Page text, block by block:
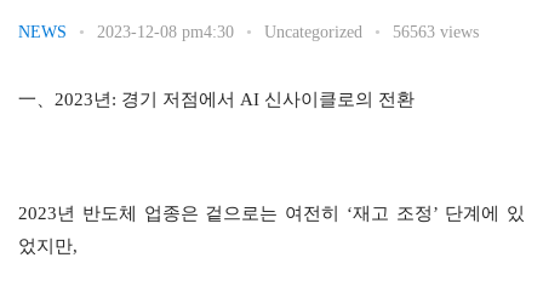
NEWS • 2023-12-08 pm4:30 • Uncategorized • 56563 views
一、2023년: 경기 저점에서 AI 신사이클로의 전환
2023년 반도체 업종은 겉으로는 여전히 ‘재고 조정’ 단계에 있
었지만,